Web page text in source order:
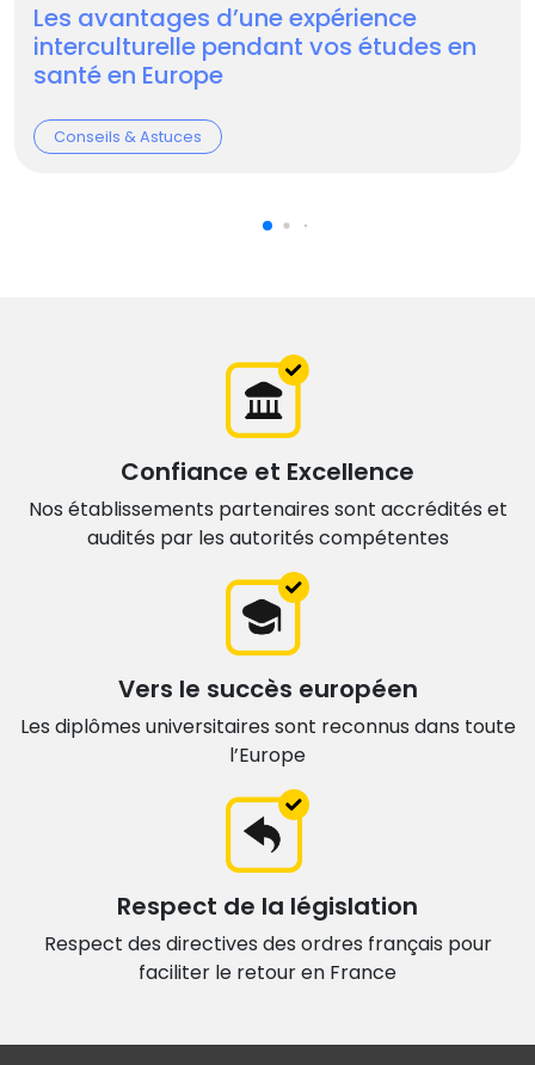
Les avantages d’une expérience
interculturelle pendant vos études en
santé en Europe
Conseils & Astuces
Confiance et Excellence
Nos établissements partenaires sont accrédités et
audités par les autorités compétentes
Vers le succès européen
Les diplômes universitaires sont reconnus dans toute
l’Europe
Respect de la législation
Respect des directives des ordres français pour
faciliter le retour en France